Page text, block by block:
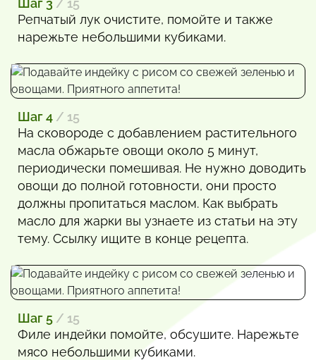
Шаг 3 / 15
Репчатый лук очистите, помойте и также
нарежьте небольшими кубиками.
Шаг 4 / 15
На сковороде с добавлением растительного
масла обжарьте овощи около 5 минут,
периодически помешивая. Не нужно доводить
овощи до полной готовности, они просто
должны пропитаться маслом. Как выбрать
масло для жарки вы узнаете из статьи на эту
тему. Ссылку ищите в конце рецепта.
Шаг 5 / 15
Филе индейки помойте, обсушите. Нарежьте
мясо небольшими кубиками.